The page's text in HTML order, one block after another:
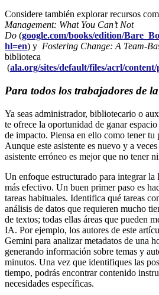
Considere también explorar recursos
Management: What You Can’t Not
Do (google.com/books/edition/
hl=en) y Fostering Change: A Team-
biblioteca
(ala.org/sites/default/files/acrl/
Para todos los trabajadores de
Ya seas administrador, bibliotecario o
te ofrece la oportunidad de ganar
de impacto. Piensa en ello como tener tu
Aunque este asistente es nuevo y a
asistente erróneo es mejor que no tener
Un enfoque estructurado para integrar
más efectivo. Un buen primer paso es
tareas habituales. Identifica qué tareas
análisis de datos que requieren mucho
de textos; todas ellas áreas que pueden
IA. Por ejemplo, los autores de este
Gemini para analizar metadatos de una
generando información sobre temas y
minutos. Una vez que identifiques las
tiempo, podrás encontrar contenido
necesidades específicas.